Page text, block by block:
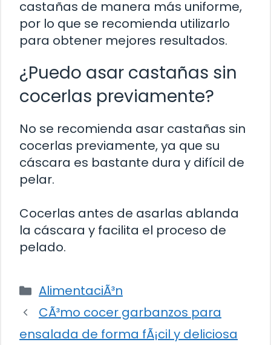
castañas de manera más uniforme,
por lo que se recomienda utilizarlo
para obtener mejores resultados.
¿Puedo asar castañas sin
cocerlas previamente?
No se recomienda asar castañas sin
cocerlas previamente, ya que su
cáscara es bastante dura y difícil de
pelar.
Cocerlas antes de asarlas ablanda
la cáscara y facilita el proceso de
pelado.
Categorías
AlimentaciÃ³n
CÃ³mo cocer garbanzos para
ensalada de forma fÃ¡cil y deliciosa